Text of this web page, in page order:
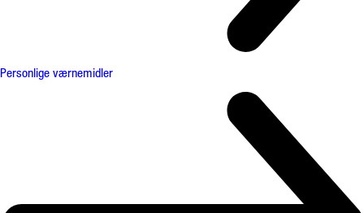
Personlige værnemidler